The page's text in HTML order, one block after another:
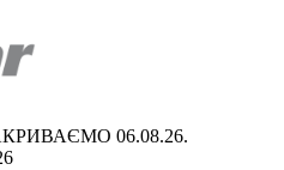
06.08.26.